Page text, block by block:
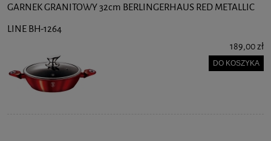
GARNEK GRANITOWY 32cm BERLINGERHAUS RED METALLIC
LINE BH-1264
189,00 zł
DO KOSZYKA